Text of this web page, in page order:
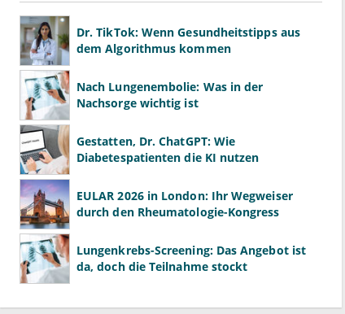
Dr. TikTok: Wenn Gesundheitstipps aus
dem Algorithmus kommen
Nach Lungenembolie: Was in der
Nachsorge wichtig ist
Gestatten, Dr. ChatGPT: Wie
Diabetespatienten die KI nutzen
EULAR 2026 in London: Ihr Wegweiser
durch den Rheumatologie-Kongress
Lungenkrebs-Screening: Das Angebot ist
da, doch die Teilnahme stockt